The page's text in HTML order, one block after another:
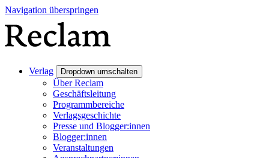
Navigation überspringen
Verlag Dropdown umschalten
Über Reclam
Geschäftsleitung
Programmbereiche
Verlagsgeschichte
Presse und Blogger:innen
Blogger:innen
Veranstaltungen